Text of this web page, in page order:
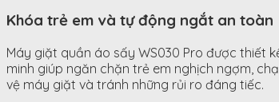
Khóa trẻ em và tự động ngắt an toàn
Máy giặt quần áo sấy WS030 Pro được thiết
minh giúp ngăn chặn trẻ em nghịch ngợm,
vệ máy giặt và tránh những rủi ro đáng tiếc.